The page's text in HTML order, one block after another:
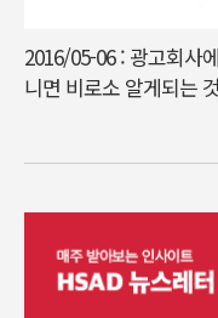
2016/05-06 : 광고회사
니면 비로소 알게되는